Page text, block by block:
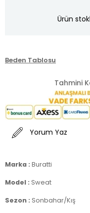
Ürün
Beden Tablosu
Tahmini
Yorum Yaz
Marka : Buratti
Model : Sweat
Sezon : Sonbahar/Kış